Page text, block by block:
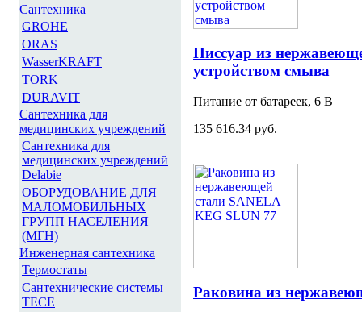
Сантехника
GROHE
ORAS
WasserKRAFT
TORK
DURAVIT
Сантехника для
медицинских учреждений
Сантехника для
медицинских учреждений
Delabie
ОБОРУДОВАНИЕ ДЛЯ
МАЛОМОБИЛЬНЫХ
ГРУПП НАСЕЛЕНИЯ
(МГН)
Инженерная сантехника
Термостаты
Сантехнические системы
TECE
Писсуар из
устройством смыва
Питание от батареек, 6 В
135 616.34 руб.
Раковина из